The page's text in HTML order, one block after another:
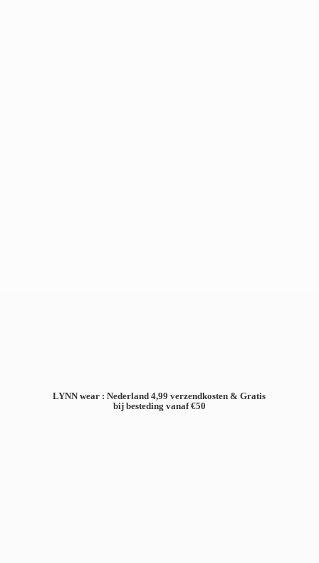
LYNN wear : Nederland 4,99 verzendkosten & Gratis
bij besteding vanaf €50